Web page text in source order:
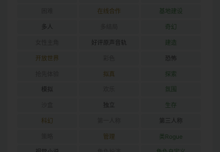
在线合作 基地建设
多人 奇幻
好评原声音轨 建造
开放世界 恐怖
拟真 探索
模拟 氛围
独立 生存
科幻 第三人称
管理 类Rogue